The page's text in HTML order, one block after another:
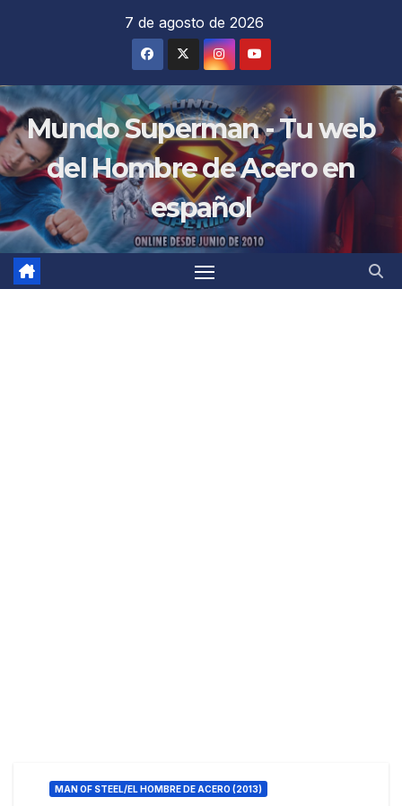
7 de agosto de 2026
Mundo Superman - Tu web
del Hombre de Acero en
español
MAN OF STEEL/EL HOMBRE DE ACERO (2013)